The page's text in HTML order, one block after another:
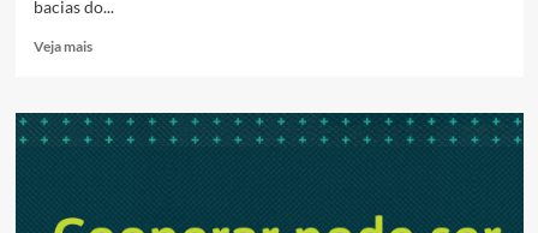
bacias do...
Veja maisRead
Pacote
será